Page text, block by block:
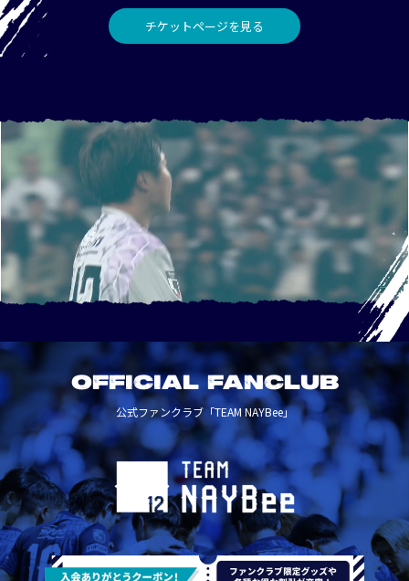
チケットページを見る
OFFICIAL FANCLUB
公式ファンクラブ「TEAM NAYBee」